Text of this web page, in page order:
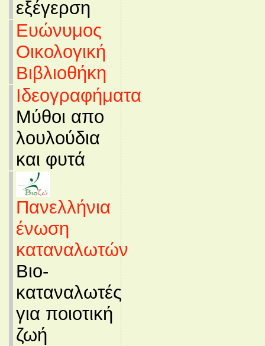
εξέγερση
Ευώνυμος
Οικολογική
Βιβλιοθήκη
Ιδεογραφήματα
Μύθοι απο
λουλούδια
και φυτά
Πανελλήνια
ένωση
καταναλωτών
Βιο-
καταναλωτές
για ποιοτική
ζωή